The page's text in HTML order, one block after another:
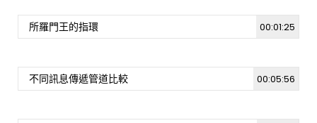
所羅門王的指環 00:01:25
不同訊息傳遞管道比較 00:05:56